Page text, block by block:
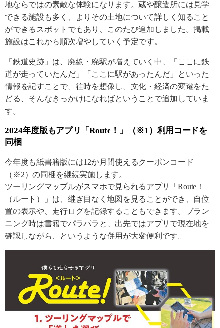
地ならではの素敵な体験になります。蔵や醸造所には見学
できる施設も多く、よりその土地について詳しく知ること
ができるスポットでもあり、このたび追加しました。掲載
施設はこれから順次増やしていく予定です。
「鉄道史跡」は、廃線・廃駅が増えていく中、「ここに鉄
道が走っていたんだ」「ここに駅があったんだ」といった
情報を記すことで、往時を想像し、文化・経済の変遷をた
どる、そんなきっかけになればということで追加していま
す。
2024年度版もアプリ「Route！」（※1）利用コードを
同梱
今年度も紙書籍版には12か月間使えるクーポンコード
（※2）の同梱を継続実施します。
ツーリングマップルがスマホで見られるアプリ「Route！
（ルート）」は、継ぎ目なく地図を見ることができ、自位
置の表示や、走行ログを記録することもできます。プラン
ニング時は書籍でパラパラと、出先ではアプリで現在地を
確認しながら、というような併用が大変便利です。